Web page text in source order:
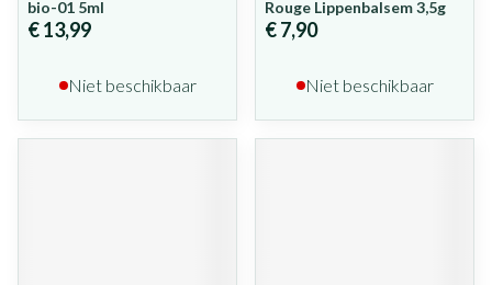
bio-01 5ml
€ 13,99
Niet beschikbaar
Rouge Lippenbalsem 3,5g
€ 7,90
Niet beschikbaar